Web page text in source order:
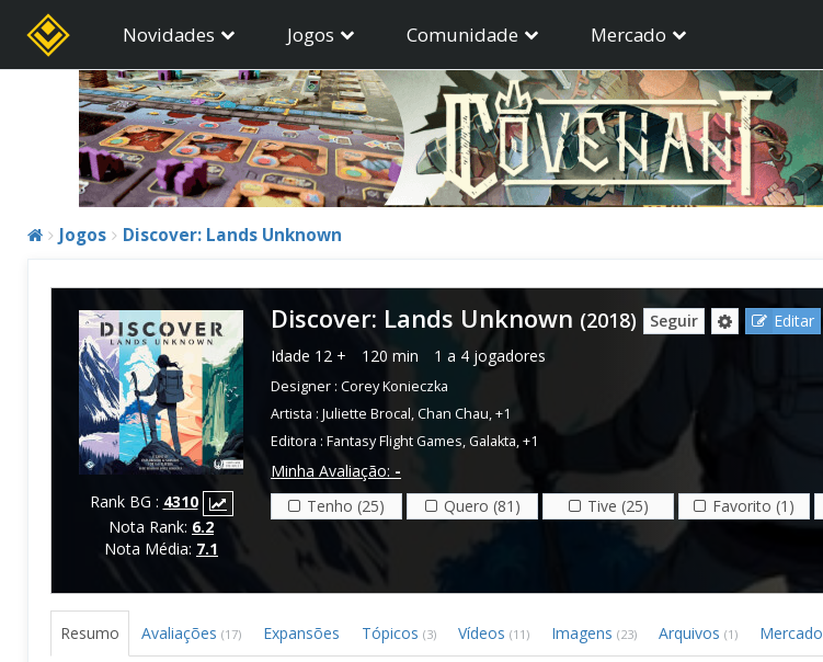
Novidades Jogos Comunidade Mercado
Jogos Discover: Lands Unknown
Rank BG : 4310
Nota Rank: 6.2
Nota Média: 7.1
Discover: Lands Unknown (2018) Seguir Editar
Idade 12 + 120 min 1 a 4 jogadores
Designer : Corey Konieczka
Artista : Juliette Brocal,Chan Chau,+1
Editora : Fantasy Flight Games,Galakta,+1
Minha Avaliação: -
Tenho (25)
Quero (81) Tive (25) Favorito (1)
Resumo Avaliações (17) Expansões Tópicos (3) Vídeos (11) Imagens (23) Arquivos (1) Mercado